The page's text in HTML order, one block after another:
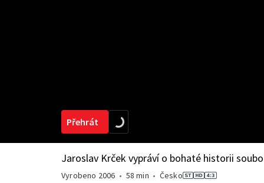
Přehrát
Jaroslav Krček vypráví o bohaté historii
Vyrobeno 2006 • 58 min • Česko